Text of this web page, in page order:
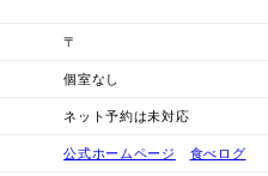
〒
個室なし
ネット予約は未対応
公式ホームページ 食べログ